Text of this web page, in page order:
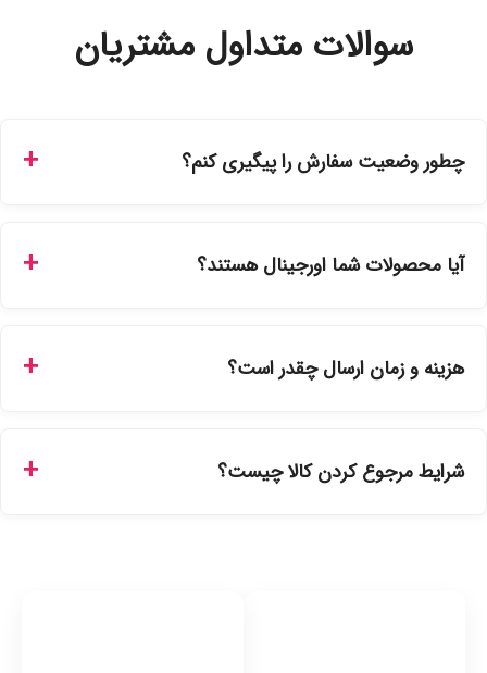
سوالات متداول مشتریان
چطور وضعیت سفارش را پیگیری کنم؟
سفارشات در سایت، وضعیت لحظه‌ای مرسوله را مشاهده کنید.
آیا محصولات شما اورجینال هستند؟
نمایندگی‌های معتبر تهیه شده و دارای بچ‌کد قابل استعلام هستند.
هزینه و زمان ارسال چقدر است؟
انتخاب کنید و برای شهرستان‌ها بین یک الی ۳ روز کاری از طریق
شرایط مرجوع کردن کالا چیست؟